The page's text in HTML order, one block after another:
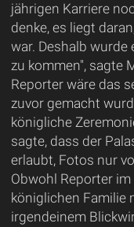
jährigen Karriere
denke, es liegt
war. Deshalb
zu kommen", sagte
Reporter wäre das
zuvor gemacht
königliche
sagte, dass der
erlaubt, Fotos nur
Obwohl Reporter
königlichen Familie
irgendeinem